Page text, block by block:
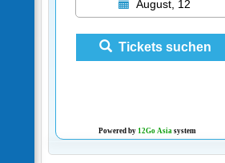
August, 12
Tickets suchen
Powered by 12Go Asiasystem